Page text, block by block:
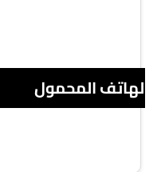
الهاتف المحمول